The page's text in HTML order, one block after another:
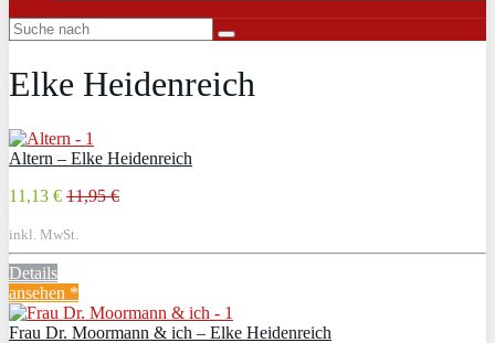
Elke Heidenreich
Altern – Elke Heidenreich
11,13 € 11,95 €
inkl. MwSt.
Details
ansehen *
Frau Dr. Moormann & ich – Elke Heidenreich